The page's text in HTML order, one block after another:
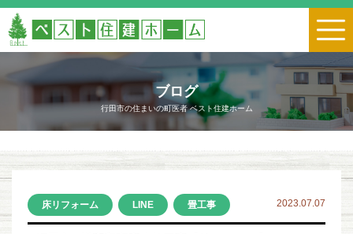
ブログ
行田市の住まいの町医者 ベスト住建ホーム
床リフォーム LINE 畳工事 2023.07.07